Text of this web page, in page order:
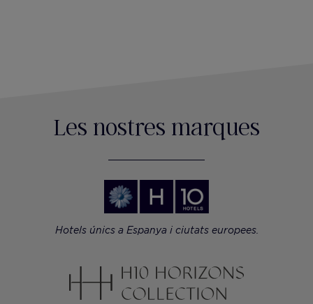
Les nostres marques
Hotels únics a Espanya i ciutats europees.